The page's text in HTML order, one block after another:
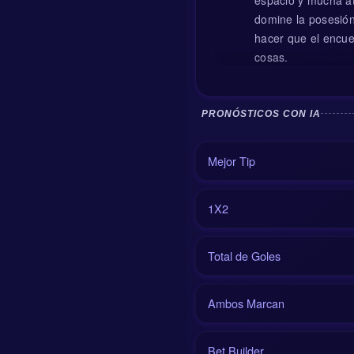
domine la
hacer que el
cosas.
tramos sin balón y
decidirse partidos
Más allá del
neerlandeses
más lento, más
naranja.
PRONÓSTICOS CON IA
Mejor Tip
1X2
Total de Goles
Ambos Marcan
Bet Builder